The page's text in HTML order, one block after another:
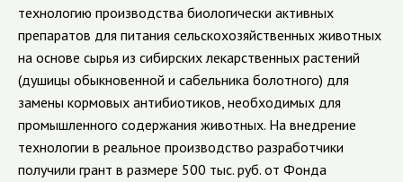
технологию производства биологически активных
препаратов для питания сельскохозяйственных животных
на основе сырья из сибирских лекарственных растений
(душицы обыкновенной и сабельника болотного) для
замены кормовых антибиотиков, необходимых для
промышленного содержания животных. На внедрение
технологии в реальное производство разработчики
получили грант в размере 500 тыс. руб. от Фонда